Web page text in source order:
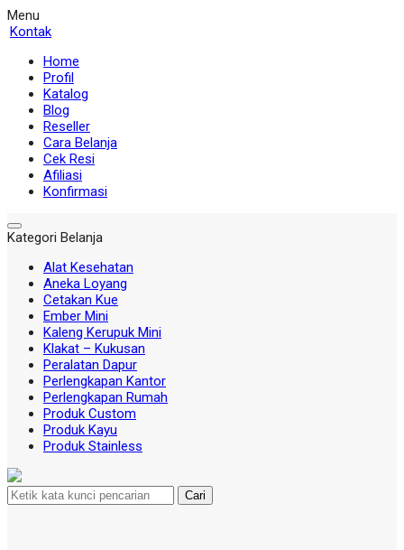
Menu
Kontak
Home
Profil
Katalog
Blog
Reseller
Cara Belanja
Cek Resi
Afiliasi
Konfirmasi
Kategori Belanja
Alat Kesehatan
Aneka Loyang
Cetakan Kue
Ember Mini
Kaleng Kerupuk Mini
Klakat – Kukusan
Peralatan Dapur
Perlengkapan Kantor
Perlengkapan Rumah
Produk Custom
Produk Kayu
Produk Stainless
Cari